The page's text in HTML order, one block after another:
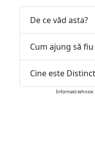
De ce văd asta?
Cum ajung să
Cine este
Informatii tehnice: